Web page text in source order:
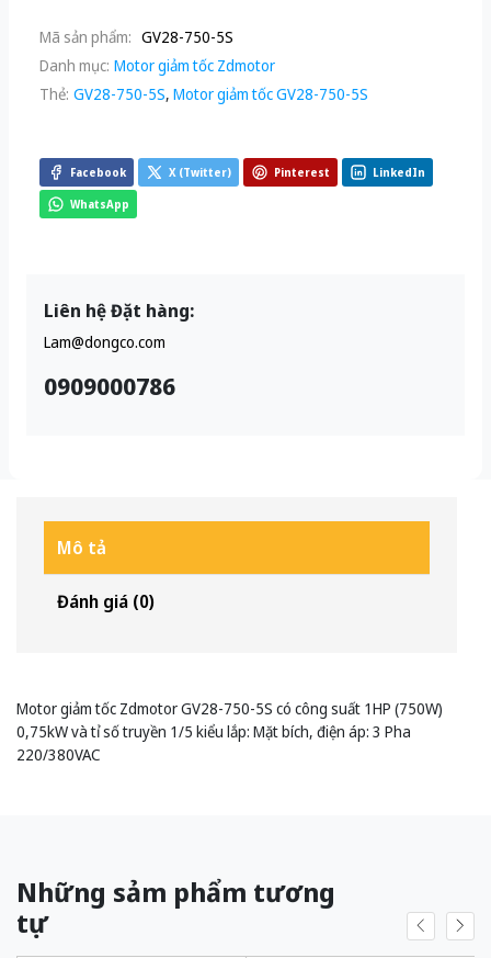
Mã sản phẩm: GV28-750-5S
Danh mục: Motor giảm tốc Zdmotor
Thẻ: GV28-750-5S, Motor giảm tốc GV28-750-5S
Facebook X (Twitter) Pinterest LinkedIn
WhatsApp
Liên hệ Đặt hàng:
Lam@dongco.com
0909000786
Mô tả
Đánh giá (0)
Motor giảm tốc Zdmotor GV28-750-5S có công suất 1HP (750W)
0,75kW và tỉ số truyền 1/5 kiểu lắp: Mặt bích, điện áp: 3 Pha
220/380VAC
Những sảm phẩm tương
tự